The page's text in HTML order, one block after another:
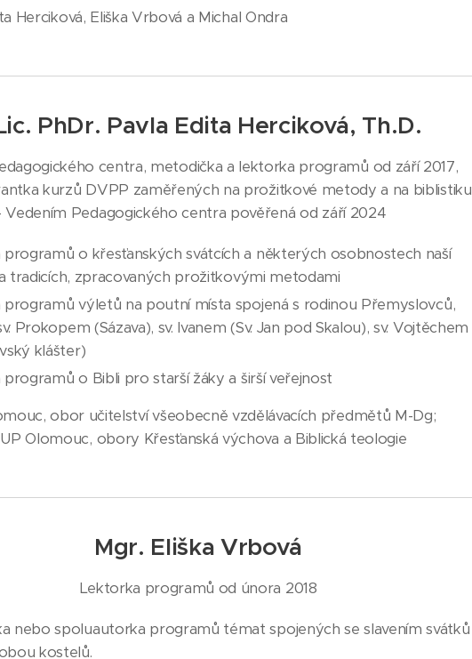
Herciková, Eliška Vrbová a Michal Ondra
PhDr. Pavla Edita Herciková, Th.D.
centra, metodička a lektorka programů od září 2017,
kurzů DVPP zaměřených na prožitkové metody a na biblistiku
Vedením Pedagogického centra pověřená od září 2024
o křesťanských svátcích a některých osobnostech naší
tradicích, zpracovaných prožitkovými metodami
výletů na poutní místa spojená s rodinou Přemyslovců,
Prokopem (Sázava), sv. Ivanem (Sv. Jan pod Skalou), sv. Vojtěchem
klášter)
o Bibli pro starší žáky a širší veřejnost
obor učitelství všeobecně vzdělávacích předmětů M-Dg;
Olomouc, obory Křesťanská výchova a Biblická teologie
Mgr. Eliška Vrbová
Lektorka programů od února 2018
nebo spoluautorka programů témat spojených se slavením svátků
kostelů.